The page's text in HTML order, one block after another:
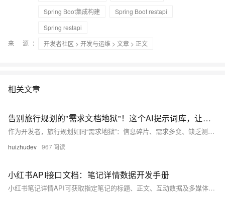
Spring Boot集成构建
Spring Boot restapi
Spring restapi
来 源：
开发者社区 > 开发与运维 > 文章 > 正文
相关文章
告别旅行规划的"需求文档地狱"！这个AI提示词库，让你像调API一样定制完美旅程
作为开发者，旅行规划如同“需求地狱”：信息碎片、需求多变、缺乏测试。本文提出一套“企业级”AI提示词库，将模糊需求转化为结构化“API请求”，实现标准化输入输出，让AI成为你的专属旅行架构师，30分钟生成专业定制方案，提升决策质量，降低90%时间成本。
huizhudev 967
小红书API接口文档：笔记详情数据开发手册
小红书笔记详情API可获取指定笔记的标题、正文、互动数据及多媒体资源，支持字段筛选与评论加载。通过note_id和access_token发起GET/POST请求，配合签名验证，广泛用于内容分析与营销优化。